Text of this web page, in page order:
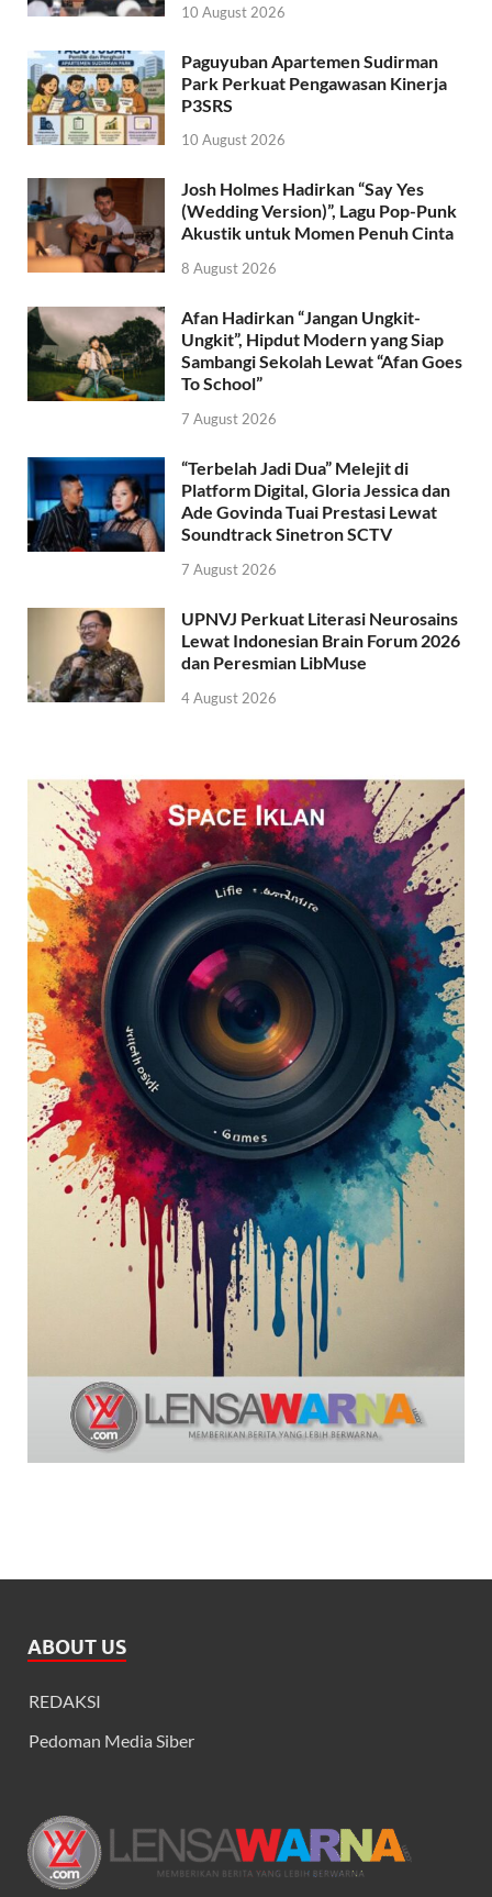
10 August 2026
Paguyuban Apartemen Sudirman
Park Perkuat Pengawasan Kinerja
P3SRS
10 August 2026
Josh Holmes Hadirkan “Say Yes
(Wedding Version)”, Lagu Pop-Punk
Akustik untuk Momen Penuh Cinta
8 August 2026
Afan Hadirkan “Jangan Ungkit-
Ungkit”, Hipdut Modern yang Siap
Sambangi Sekolah Lewat “Afan Goes
To School”
7 August 2026
“Terbelah Jadi Dua” Melejit di
Platform Digital, Gloria Jessica dan
Ade Govinda Tuai Prestasi Lewat
Soundtrack Sinetron SCTV
7 August 2026
UPNVJ Perkuat Literasi Neurosains
Lewat Indonesian Brain Forum 2026
dan Peresmian LibMuse
4 August 2026
ABOUT US
REDAKSI
Pedoman Media Siber